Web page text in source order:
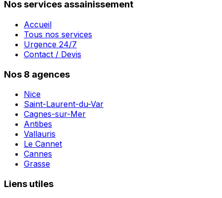
Nos services assainissement
Accueil
Tous nos services
Urgence 24/7
Contact / Devis
Nos 8 agences
Nice
Saint-Laurent-du-Var
Cagnes-sur-Mer
Antibes
Vallauris
Le Cannet
Cannes
Grasse
Liens utiles